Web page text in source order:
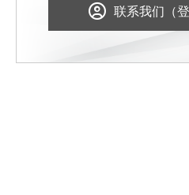
联系我们（